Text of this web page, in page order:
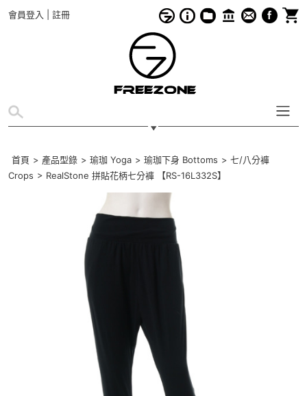
會員登入 註冊
首頁 > 產品型錄 > 瑜珈 Yoga > 瑜珈下身 Bottoms > 七/八分褲
Crops > RealStone 拼貼花柄七分褲 【RS-16L332S】